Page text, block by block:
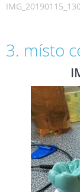
3. místo